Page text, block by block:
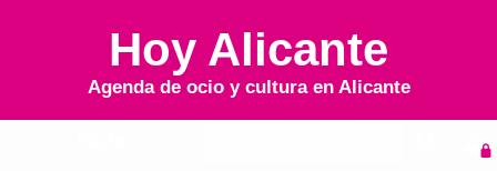
Hoy Alicante
Agenda de ocio y cultura en Alicante